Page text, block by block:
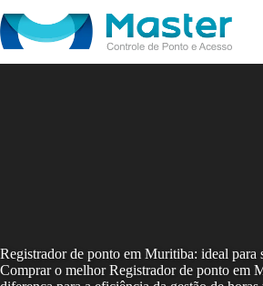
to
content
Registrador de ponto em Muritiba: ideal para
Comprar o melhor Registrador de ponto em